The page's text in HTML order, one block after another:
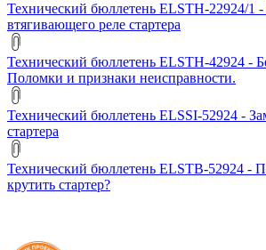
Технический бюллетень ELSTH-22924/1
втягивающего реле стартера
Технический бюллетень ELSTH-42924 -
Поломки и признаки неисправности.
Технический бюллетень ELSSI-52924 -
стартера
Технический бюллетень ELSTB-52924 -
крутить стартер?